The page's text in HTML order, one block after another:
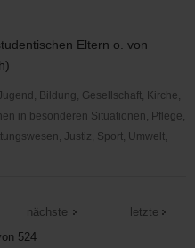
Eltern o. von
Bildung, Gesellschaft, Kirche,
in besonderen Situationen, Pflege,
Justiz, Sport, Umwelt,
524
nächste letzte